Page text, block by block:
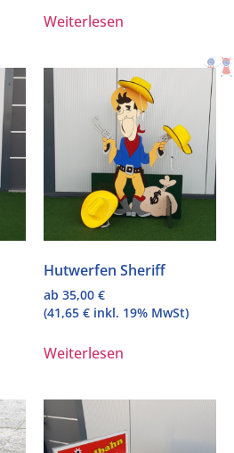
Weiterlesen
Hutwerfen Sheriff
ab 35,00 €
(41,65 € inkl. 19% MwSt)
Weiterlesen